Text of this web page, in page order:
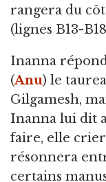
rangera du
(lignes B13-
Inanna
(Anu) le
Gilgamesh,
Inanna lui dit
faire, elle
résonnera
certains